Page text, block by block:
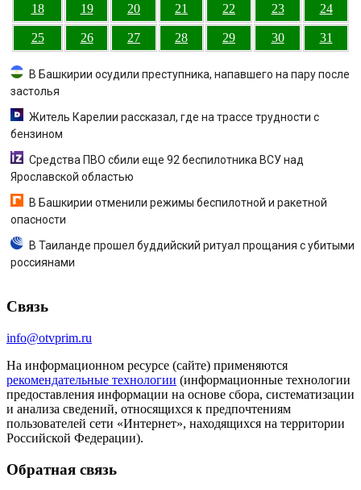
18 19 20 21 22 23 24
25 26 27 28 29 30 31
В Башкирии осудили преступника, напавшего на пару после
застолья
Житель Карелии рассказал, где на трассе трудности с
бензином
Средства ПВО сбили еще 92 беспилотника ВСУ над
Ярославской областью
В Башкирии отменили режимы беспилотной и ракетной
опасности
В Таиланде прошел буддийский ритуал прощания с убитыми
россиянами
Связь
info@otvprim.ru
На информационном ресурсе (сайте) применяются
рекомендательные технологии (информационные технологии
предоставления информации на основе сбора, систематизации
и анализа сведений, относящихся к предпочтениям
пользователей сети «Интернет», находящихся на территории
Российской Федерации).
Обратная связь